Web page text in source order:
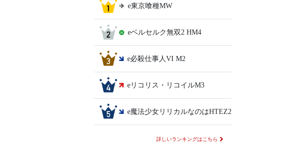
e東京喰種MW
eベルセルク無双2 HM4
e必殺仕事人VI M2
eリコリス・リコイルM3
e魔法少女リリカルなのはHTEZ2
詳しいランキングはこちら